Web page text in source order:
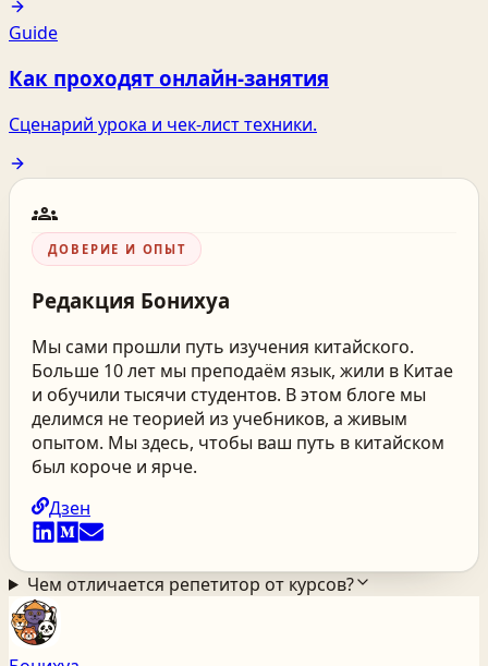
Guide
Как проходят онлайн‑занятия
Сценарий урока и чек‑лист техники.
groups
ДОВЕРИЕ И ОПЫТ
Редакция Бонихуа
Мы сами прошли путь изучения китайского.
Больше 10 лет мы преподаём язык, жили в Китае
и обучили тысячи студентов. В этом блоге мы
делимся не теорией из учебников, а живым
опытом. Мы здесь, чтобы ваш путь в китайском
был короче и ярче.
Дзен
Чем отличается репетитор от курсов?